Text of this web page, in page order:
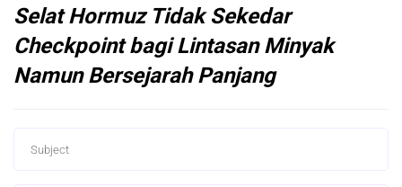
Selat Hormuz Tidak Sekedar
Checkpoint bagi Lintasan Minyak
Namun Bersejarah Panjang